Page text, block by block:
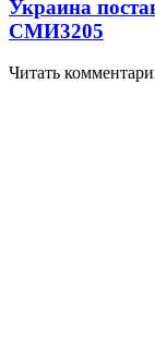
Украина
СМИ3205
Читать